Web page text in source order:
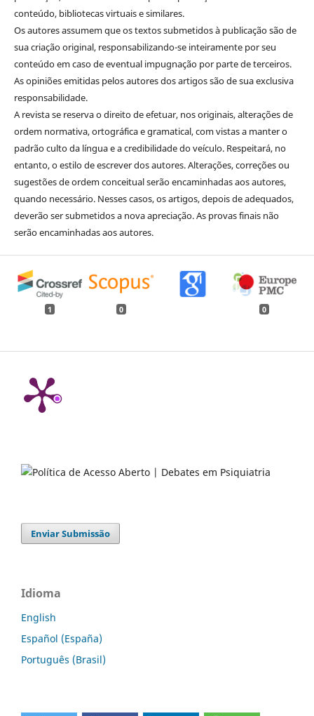
conteúdo, bibliotecas virtuais e similares.
Os autores assumem que os textos submetidos à publicação são de
sua criação original, responsabilizando-se inteiramente por seu
conteúdo em caso de eventual impugnação por parte de terceiros.
As opiniões emitidas pelos autores dos artigos são de sua exclusiva
responsabilidade.
A revista se reserva o direito de efetuar, nos originais, alterações de
ordem normativa, ortográfica e gramatical, com vistas a manter o
padrão culto da língua e a credibilidade do veículo. Respeitará, no
entanto, o estilo de escrever dos autores. Alterações, correções ou
sugestões de ordem conceitual serão encaminhadas aos autores,
quando necessário. Nesses casos, os artigos, depois de adequados,
deverão ser submetidos a nova apreciação. As provas finais não
serão encaminhadas aos autores.
1 0 0
Enviar Submissão
Idioma
English
Español (España)
Português (Brasil)